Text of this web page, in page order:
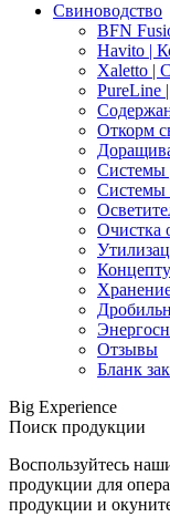
Свиноводство
BFN
Havito |
Xaletto |
PureLine
Откорм
Системы
Системы
Очистка
Отзывы
Бланк
Big Experience
Поиск продукции
Воспользуйтесь
продукции для
продукции и